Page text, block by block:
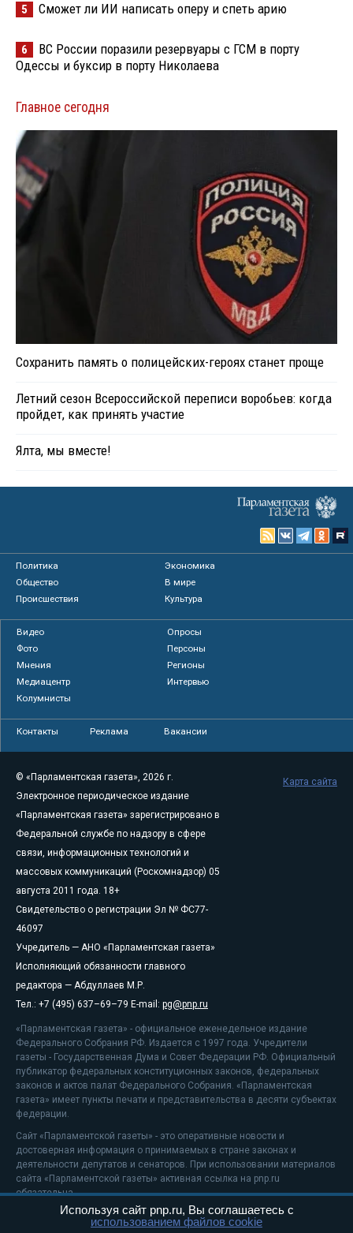
5 Сможет ли ИИ написать оперу и спеть арию
6
ВС России поразили резервуары с ГСМ в порту
Одессы и буксир в порту Николаева
Главное сегодня
Сохранить память о полицейских-героях станет проще
Летний сезон Всероссийской переписи воробьев: когда
пройдет, как принять участие
Ялта, мы вместе!
Политика
Экономика
Общество
В мире
Происшествия
Культура
Видео
Опросы
Фото
Персоны
Мнения
Регионы
Медиацентр
Интервью
Колумнисты
Контакты Реклама Вакансии
© «Парламентская газета», 2026 г.
Электронное периодическое издание
«Парламентская газета» зарегистрировано в
Федеральной службе по надзору в сфере
связи, информационных технологий и
массовых коммуникаций (Роскомнадзор) 05
августа 2011 года. 18+
Свидетельство о регистрации Эл № ФС77-
46097
Учредитель — АНО «Парламентская газета»
Исполняющий обязанности главного
редактора — Абдуллаев М.Р.
Тел.: +7 (495) 637–69–79 E-mail: pg@pnp.ru
«Парламентская газета» - официальное еженедельное издание
Федерального Собрания РФ. Издается с 1997 года. Учредители
газеты - Государственная Дума и Совет Федерации РФ. Официальный
публикатор федеральных конституционных законов, федеральных
законов и актов палат Федерального Собрания. «Парламентская
газета» имеет пункты печати и представительства в десяти субъектах
федерации.
Сайт «Парламентской газеты» - это оперативные новости и
достоверная информация о принимаемых в стране законах и
деятельности депутатов и сенаторов. При использовании материалов
сайта «Парламентской газеты» активная ссылка на pnp.ru
обязательна.
На информационном ресурсе применяютсярекомендательные
Карта сайта
Используя сайт pnp.ru, Вы соглашаетесь с
использованием файлов cookie